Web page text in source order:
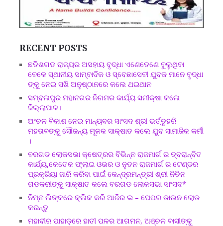
RECENT POSTS
ଛତିଶଗଡ ରାଜ୍ୟର ଅସହାୟ ବୃଦ୍ଧା ଏଣେତେଣେ ବୁଲୁଥିବା
ବେଳେ ସ୍ଥାନୀୟ ସାମ୍ବାଦିକ ଓ ସ୍ବେଛାସେବୀ ଯୁବକ ମାନେ ବୃଦ୍ଧା
ଙ୍କୁ ନେଇ ସଖି ଅନୁଷ୍ଠାନରେ କଲେ ଥଇଥାନ
ସମ୍ବଲପୁର ମହାନଗର ନିଗମର କାର୍ଯ୍ୟ ସମୀକ୍ଷା କଲେ
ଜିଲ୍ଲାପାଳ।
ଅଂଚଳ ବିକାଶ ନେଇ ମାନ୍ୟବର ସାଂସଦ ଶ୍ରୀ ଭର୍ତ୍ତୃହରି
ମହତାବଙ୍କୁ ସୌଜନ୍ୟ ମୂଳକ ସାକ୍ଷାତ କଲେ ଯୁବ ସାମାଜିକ କର୍ମୀ
।
ବରଗଡ ଲୋକସଭା କ୍ଷେତ୍ରର ବିଭିନ୍ନ ରାଜମାର୍ଗ ର ତ୍ବରାନ୍ବିତ
କାର୍ଯ୍ୟ,କେତେକ ଫ୍ଲାଇ ଓଭର ଓ ନୁତନ ରାଜମାର୍ଗ ର ଟେଣ୍ଡର
ପ୍ରକ୍ରିୟା ଜାରି କରିବା ପାଇଁ କେନ୍ଦ୍ରମନ୍ତ୍ରୀ ଶ୍ରୀ ନିତିନ
ଗଡକରୀଙ୍କୁ ସାକ୍ଷାତ କଲେ ବରଗଡ ଲୋକସଭା ସାଂସଦ*
ନିମ୍ନ ଲିଙ୍କରେ କ୍ଲିକ କରି ଆଜିର ଇ – ପେପର ଡାଉନ ଲୋଡ
କରନ୍ତୁ
ମହାବୀର ପାହାଡ଼ରେ ହାତୀ ପଳର ଆଗମନ, ଅଞ୍ଚଳ ବାସୀଙ୍କୁ